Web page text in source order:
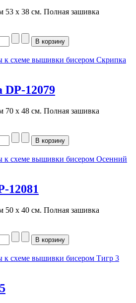
х 38 см. Полная зашивка
DP-12079
х 48 см. Полная зашивка
12081
х 40 см. Полная зашивка